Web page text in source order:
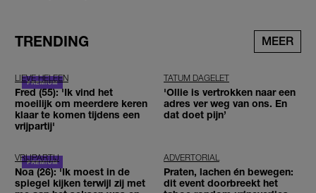
TRENDING MEER
LIEVE HELEEN
Fred (55): 'Ik vind het
moeilijk om meerdere keren
klaar te komen tijdens een
vrijpartij'
TATUM DAGELET
'Ollie is vertrokken naar een
adres ver weg van ons. En
dat doet pijn’
VRIJPARTIJ
Noa (26): 'Ik moest in de
spiegel kijken terwijl zij met
ADVERTORIAL
Praten, lachen én bewegen:
dit event doorbreekt het